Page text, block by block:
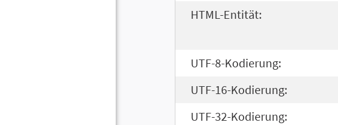
HTML-Entität:
UTF-8-Kodierung:
UTF-16-Kodierung:
UTF-32-Kodierung: